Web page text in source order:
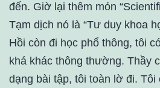
đến. Giờ lại thêm món
Tạm dịch nó là “Tư duy khoa
Hồi còn đi học phổ thông, tôi
khá khác thông thường. Thầy
dạng bài tập, tôi toàn lờ đi. Tôi